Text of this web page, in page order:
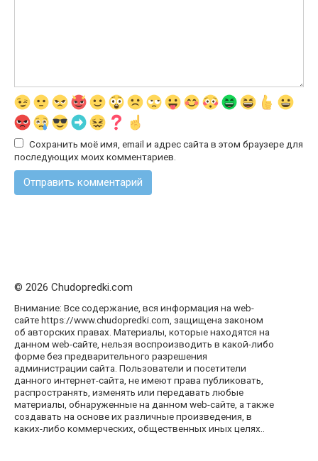
Сохранить моё имя, email и адрес сайта в этом браузере для
последующих моих комментариев.
© 2026 Chudopredki.com
Внимание: Все содержание, вся информация на web-
сайте https://www.chudopredki.com, защищена законом
об авторских правах. Материалы, которые находятся на
данном web-сайте, нельзя воспроизводить в какой-либо
форме без предварительного разрешения
администрации сайта. Пользователи и посетители
данного интернет-сайта, не имеют права публиковать,
распространять, изменять или передавать любые
материалы, обнаруженные на данном web-сайте, а также
создавать на основе их различные произведения, в
каких-либо коммерческих, общественных иных целях..